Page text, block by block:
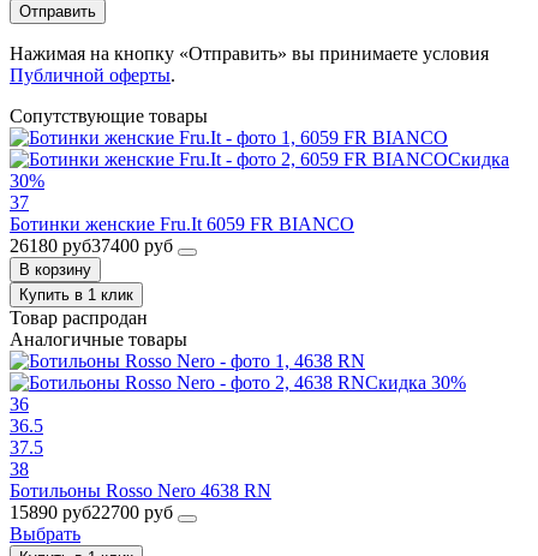
Отправить
Нажимая на кнопку «Отправить» вы принимаете условия
Публичной оферты.
Сопутствующие товары
Скидка
30%
37
Ботинки женские Fru.It 6059 FR BIANCO
26180 руб37400 руб
В корзину
Купить в 1 клик
Товар распродан
Аналогичные товары
Скидка 30%
36
36.5
37.5
38
Ботильоны Rosso Nero 4638 RN
15890 руб22700 руб
Выбрать